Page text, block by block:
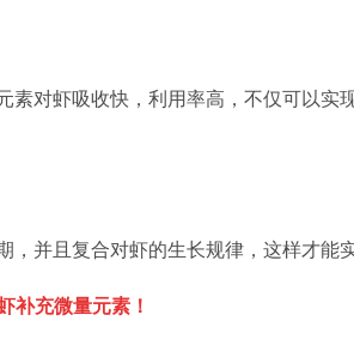
素对虾吸收快，利用率高，不仅可以实
并且复合对虾的生长规律，这样才能
补充微量元素！